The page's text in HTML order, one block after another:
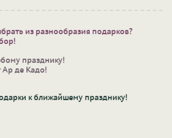
из разнообразия подарков?
празднику!
Ар де Кадо!
к ближайшему празднику!